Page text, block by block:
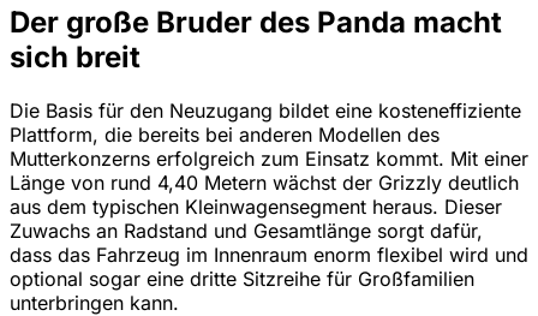
Der große Bruder des Panda macht
sich breit
Die Basis für den Neuzugang bildet eine kosteneffiziente
Plattform, die bereits bei anderen Modellen des
Mutterkonzerns erfolgreich zum Einsatz kommt. Mit einer
Länge von rund 4,40 Metern wächst der Grizzly deutlich
aus dem typischen Kleinwagensegment heraus. Dieser
Zuwachs an Radstand und Gesamtlänge sorgt dafür,
dass das Fahrzeug im Innenraum enorm flexibel wird und
optional sogar eine dritte Sitzreihe für Großfamilien
unterbringen kann.